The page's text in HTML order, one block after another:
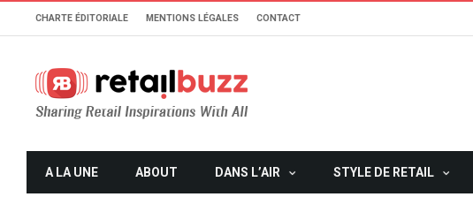
CHARTE ÉDITORIALE MENTIONS LÉGALES CONTACT
A LA UNE ABOUT DANS L’AIR STYLE DE RETAIL